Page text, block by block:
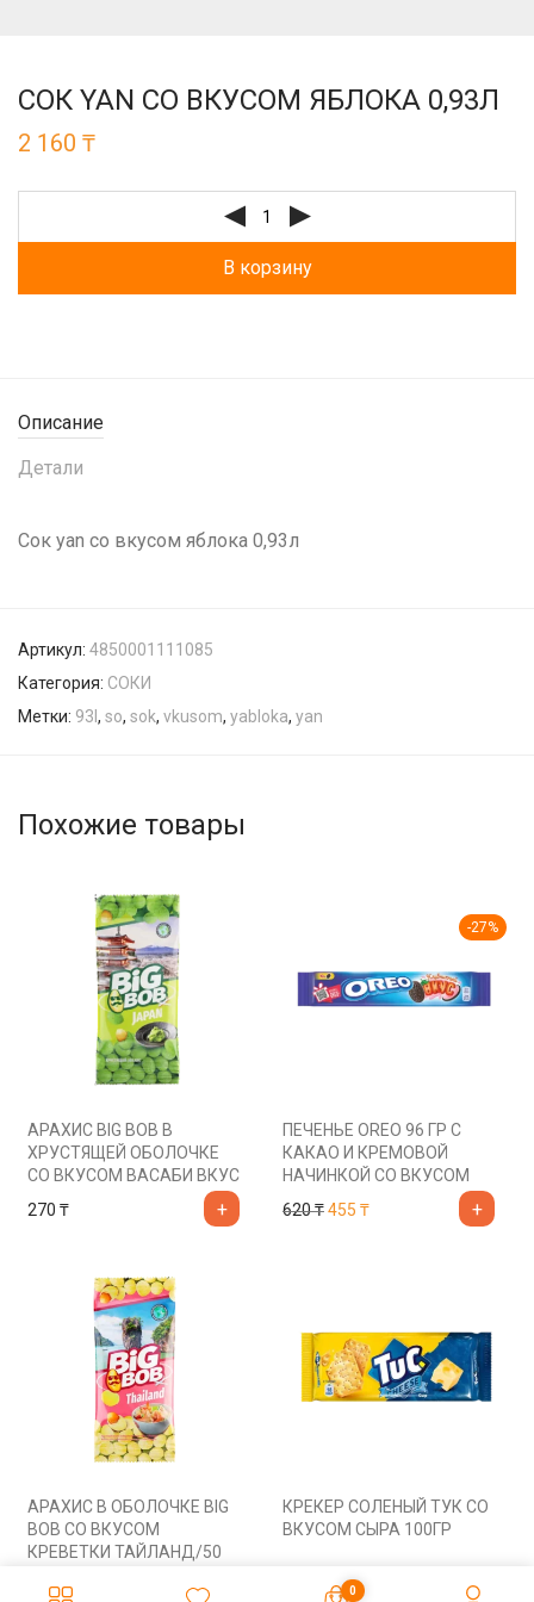
СОК YAN СО ВКУСОМ ЯБЛОКА 0,93Л
2 160 ₸
В корзину
Описание
Детали
Сок yan со вкусом яблока 0,93л
Артикул: 4850001111085
Категория: СОКИ
Метки: 93l , so, sok, vkusom, yabloka, yan
Похожие товары
АРАХИС BIG BOB В
ХРУСТЯЩЕЙ ОБОЛОЧКЕ
СО ВКУСОМ ВАСАБИ ВКУС
270 ₸
-27%
ПЕЧЕНЬЕ OREO 96 ГР С
КАКАО И КРЕМОВОЙ
НАЧИНКОЙ СО ВКУСОМ
620₸Первоначальная цена
455 ₸Текущая цена: 455 ₸.
АРАХИС В ОБОЛОЧКЕ BIG
BOB СО ВКУСОМ
КРЕВЕТКИ ТАЙЛАНД/50
270₸
КРЕКЕР СОЛЕНЫЙ ТУК СО
ВКУСОМ СЫРА 100ГР
0